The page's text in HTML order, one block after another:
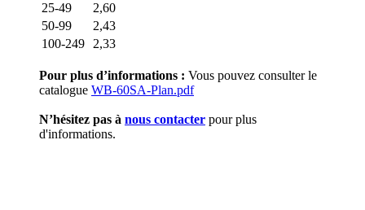
25-49
2,60
50-99
2,43
100-249 2,33
Pour plus d’informations : Vous pouvez consulter le
catalogue WB-60SA-Plan.pdf
N’hésitez pas à nous contacter pour plus
d'informations.